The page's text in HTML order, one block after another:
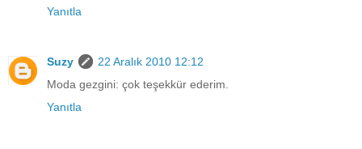
Yanıtla
Suzy
22 Aralık 2010 12:12
Moda gezgini: çok teşekkür ederim.
Yanıtla